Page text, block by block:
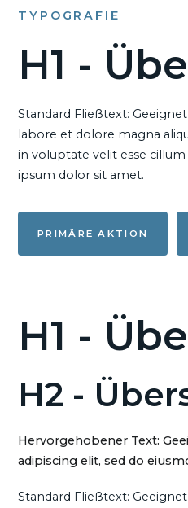
TYPOGRAFIE
H1 -
Standard Fließtext:
labore et dolore magna
in voluptate velit esse
ipsum dolor sit amet.
PRIMÄRE AKTION
H1 -
H2 -
Hervorgehobener Text:
adipiscing elit, sed do
Standard Fließtext: